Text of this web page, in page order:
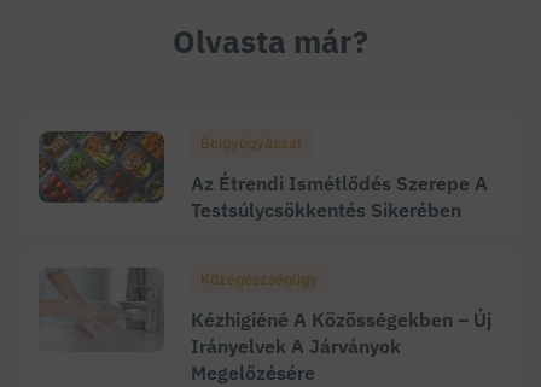
Olvasta már?
Belgyógyászat
Az Étrendi Ismétlődés Szerepe A
Testsúlycsökkentés Sikerében
Közegészségügy
Kézhigiéné A Közösségekben – Új
Irányelvek A Járványok
Megelőzésére